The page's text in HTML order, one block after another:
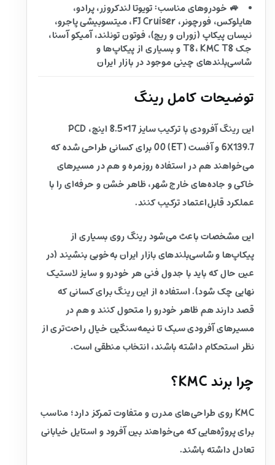
🚙 خودروهای مناسب: تویوتا لندکروزر، پرادو،
هایلوکس، فورچونر، FJ Cruiser، میتسوبیشی پاجرو،
نیسان پیکاپ (زوران و ریچ)، فوتون تونلند، آمیکو آسنا،
جک T8، KMC T8 و بسیاری از پیکاپ‌ها و
شاسی‌بلندهای چینی موجود در بازار ایران
توضیحات کامل رینگ
این رینگ آفرودی با ترکیب سایز 17×8.5 اینچ، PCD
6X139.7 و آفست (ET) 00 برای کسانی طراحی شده که
می‌خواهند هم در استفاده روزمره و هم در مسیرهای
خاکی و جاده‌های خارج شهر، ظاهر خشن و حرفه‌ای را با
عملکرد قابل‌اعتماد ترکیب کنند.
این مشخصات باعث می‌شود رینگ روی بسیاری از
پیکاپ‌ها و شاسی‌بلندهای بازار ایران به‌خوبی بنشیند (در
عین حال که باید با جدول فنی هر خودرو و سایز لاستیک
نهایی چک شود). استفاده از این رینگ برای کسانی که
قصد دارند هم ظاهر خودرو را متحول کنند و هم در
مسیرهای آفرودی سبک تا نیمه‌سنگین خیال راحت‌تری از
نظر استحکام داشته باشند، انتخاب منطقی است.
چرا برند KMC؟
KMC روی طراحی‌های مدرن و متفاوت تمرکز دارد؛ مناسب
برای پروژه‌هایی که می‌خواهند بین آفرود و استایل خیابانی
تعادل داشته باشند.